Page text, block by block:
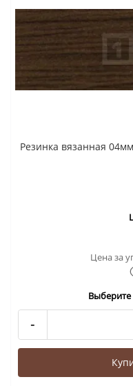
Резинка вязанная
Цена за
Выберите
-